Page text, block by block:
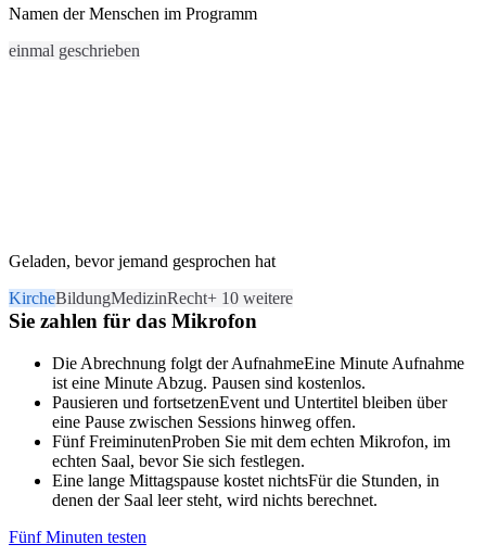
🇪🇸 ES🇫🇷 FR🇯🇵 JA🇰🇷 KO🇮🇩 ID
Namen der Menschen im Programm
einmal geschrieben
Geladen, bevor jemand gesprochen hat
KircheBildungMedizinRecht+ 10 weitere
Sie zahlen für das Mikrofon
Die Abrechnung folgt der AufnahmeEine Minute Aufnahme
ist eine Minute Abzug. Pausen sind kostenlos.
Pausieren und fortsetzenEvent und Untertitel bleiben über
eine Pause zwischen Sessions hinweg offen.
Fünf FreiminutenProben Sie mit dem echten Mikrofon, im
echten Saal, bevor Sie sich festlegen.
Eine lange Mittagspause kostet nichtsFür die Stunden, in
denen der Saal leer steht, wird nichts berechnet.
Fünf Minuten testen